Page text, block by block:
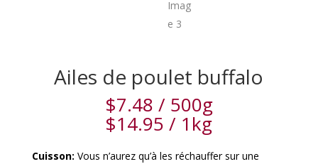
Ailes de poulet buffalo
$7.48 / 500g
$14.95 / 1kg
Cuisson: Vous n’aurez qu’à les réchauffer sur une